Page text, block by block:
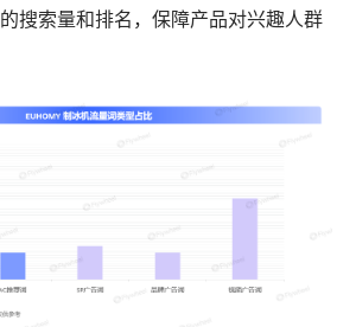
搜索量和排名，保障产品对兴趣人群